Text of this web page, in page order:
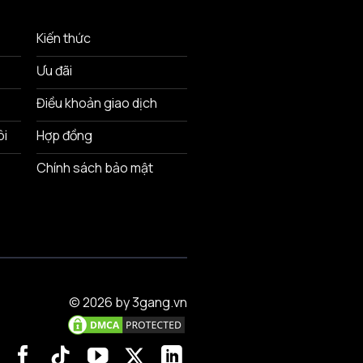
Kiến thức
Ưu đãi
Điều khoản giao dịch
Hợp đồng
Chính sách bảo mật
© 2026 by 3gang.vn